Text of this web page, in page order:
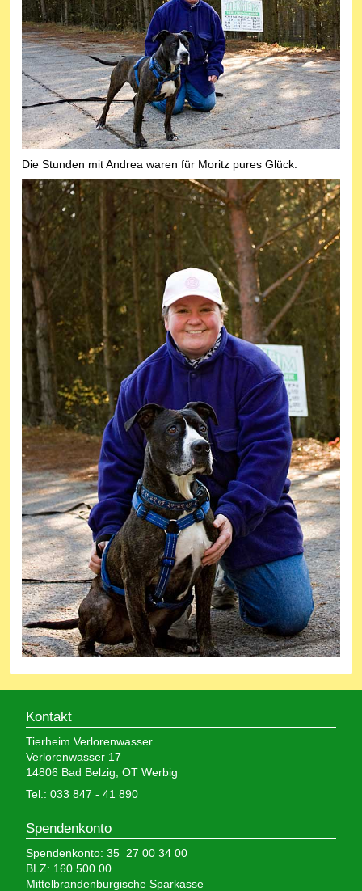
Die Stunden mit Andrea waren für Moritz pures Glück.
Kontakt
Tierheim Verlorenwasser
Verlorenwasser 17
14806 Bad Belzig, OT Werbig
Tel.: 033 847 - 41 890
Spendenkonto
Spendenkonto: 35 27 00 34 00
BLZ: 160 500 00
Mittelbrandenburgische Sparkasse